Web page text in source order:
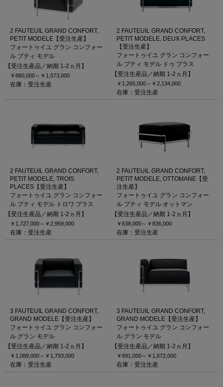
2 FAUTEUIL GRAND CONFORT,
PETIT MODELE【受注生産】
フォートゥイユ グラン コンフォー
ル プティ モデル
【受注生産品／納期 1-2ヵ月】
￥880,000～ ￥1,573,000
在庫：受注生産
2 FAUTEUIL GRAND CONFORT,
PETIT MODELE, DEUX PLACES
【受注生産】
フォートゥイユ グラン コンフォー
ル プティ モデル ドゥ プラス
【受注生産品／納期 1-2ヵ月】
￥1,265,000～ ￥2,134,000
在庫：受注生産
2 FAUTEUIL GRAND CONFORT,
PETIT MODELE, TROIS
PLACES【受注生産】
フォートゥイユ グラン コンフォー
ル プティ モデル トロワ プラス
【受注生産品／納期 1-2ヵ月】
￥1,727,000～ ￥2,959,000
在庫：受注生産
2 FAUTEUIL GRAND CONFORT,
PETIT MODELE, OTTOMANE【受
注生産】
フォートゥイユ グラン コンフォー
ル プティ モデル オットマン
【受注生産品／納期 1-2ヵ月】
￥638,000～ ￥836,000
在庫：受注生産
3 FAUTEUIL GRAND CONFORT,
GRAND MODELE【受注生産】
フォートゥイユ グラン コンフォー
ル グラン モデル
【受注生産品／納期 1-2ヵ月】
￥1,089,000～ ￥1,793,000
在庫：受注生産
3 FAUTEUIL GRAND CONFORT,
GRAND MODELE【受注生産】
フォートゥイユ グラン コンフォー
ル グラン モデル
【受注生産品／納期 1-2ヵ月】
￥891,000～ ￥1,672,000
在庫：受注生産